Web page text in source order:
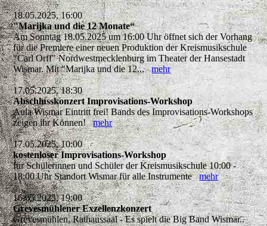
18.05.2025, 16:00
"Marijka und die 12 Monate“
Am Sonntag 18.05.2025 um 16:00 Uhr öffnet sich der Vorhang
für die Premiere einer neuen Produktion der Kreismusikschule
"Carl Orff" Nordwestmecklenburg im Theater der Hansestadt
Wismar. Mit "Marijka und die 12...mehr
17.05.2025, 18:30
Abschlusskonzert Improvisations-Workshop
Aula Wismar Eintritt frei! Bands des Improvisations-Workshops
zeigen ihr Können!mehr
17.05.2025, 10:00
kostenloser Improvisations-Workshop
für Schülerinnen und Schüler der Kreismusikschule 10:00 -
18:00 Uhr Standort Wismar für alle Instrumentemehr
16.05.2025, 19:00
Grevesmühlener Exzellenzkonzert
Grevesmühlen, Rathaussaal - Es spielt die Big Band Wismar..